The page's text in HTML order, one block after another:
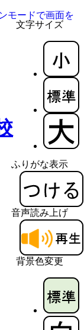
文字サイズ
ふりがな表示
音声読み上げ
背景色変更
モードで画面を